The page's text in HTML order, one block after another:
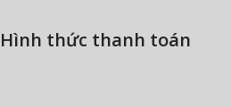
Hình thức thanh toán